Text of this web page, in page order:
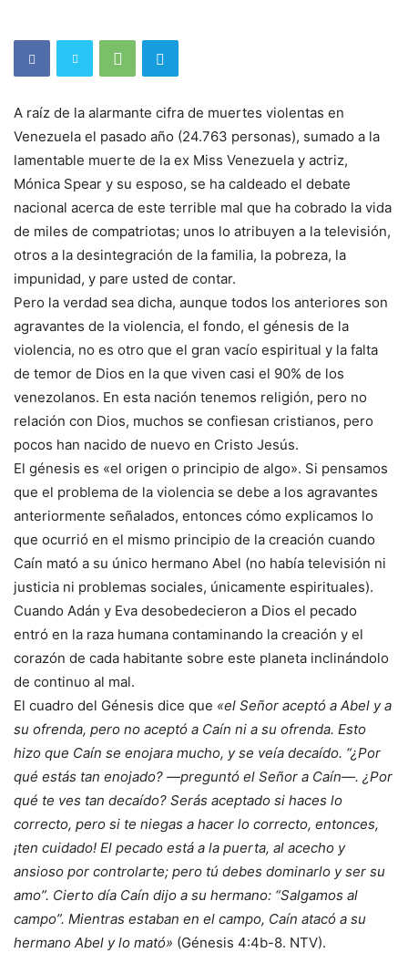
A raíz de la alarmante cifra de muertes violentas en
Venezuela el pasado año (24.763 personas), sumado a la
lamentable muerte de la ex Miss Venezuela y actriz,
Mónica Spear y su esposo, se ha caldeado el debate
nacional acerca de este terrible mal que ha cobrado la vida
de miles de compatriotas; unos lo atribuyen a la televisión,
otros a la desintegración de la familia, la pobreza, la
impunidad, y pare usted de contar.
Pero la verdad sea dicha, aunque todos los anteriores son
agravantes de la violencia, el fondo, el génesis de la
violencia, no es otro que el gran vacío espiritual y la falta
de temor de Dios en la que viven casi el 90% de los
venezolanos. En esta nación tenemos religión, pero no
relación con Dios, muchos se confiesan cristianos, pero
pocos han nacido de nuevo en Cristo Jesús.
El génesis es «el origen o principio de algo». Si pensamos
que el problema de la violencia se debe a los agravantes
anteriormente señalados, entonces cómo explicamos lo
que ocurrió en el mismo principio de la creación cuando
Caín mató a su único hermano Abel (no había televisión ni
justicia ni problemas sociales, únicamente espirituales).
Cuando Adán y Eva desobedecieron a Dios el pecado
entró en la raza humana contaminando la creación y el
corazón de cada habitante sobre este planeta inclinándolo
de continuo al mal.
El cuadro del Génesis dice que «el Señor aceptó a Abel y a
su ofrenda, pero no aceptó a Caín ni a su ofrenda. Esto
hizo que Caín se enojara mucho, y se veía decaído. “¿Por
qué estás tan enojado? —preguntó el Señor a Caín—. ¿Por
qué te ves tan decaído? Serás aceptado si haces lo
correcto, pero si te niegas a hacer lo correcto, entonces,
¡ten cuidado! El pecado está a la puerta, al acecho y
ansioso por controlarte; pero tú debes dominarlo y ser su
amo”. Cierto día Caín dijo a su hermano: “Salgamos al
campo”. Mientras estaban en el campo, Caín atacó a su
hermano Abel y lo mató» (Génesis 4:4b-8. NTV).